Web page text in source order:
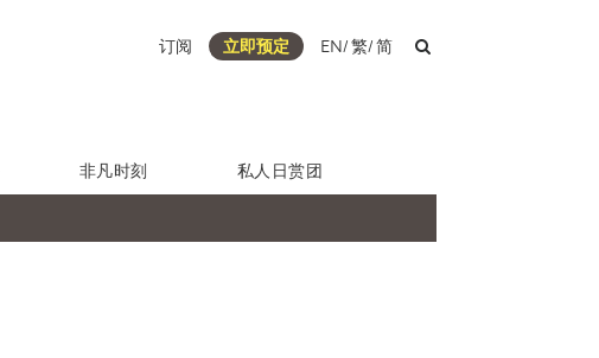
订阅 立即预定 EN/繁/简
非凡时刻 私人日赏团